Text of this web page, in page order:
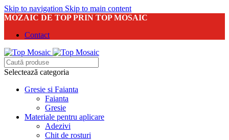
Skip to navigation Skip to main content
MOZAIC DE TOP PRIN TOP MOSAIC
Contact
Selectează categoria
Gresie si Faianta
Faianta
Gresie
Materiale pentru aplicare
Adezivi
Chit de rosturi